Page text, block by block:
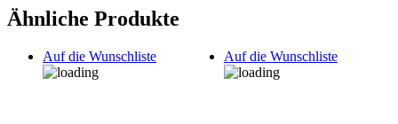
Ähnliche Produkte
Auf die Wunschliste Auf die Wunschliste